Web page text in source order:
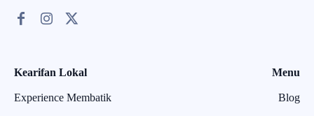
Kearifan Lokal
Experience Membatik
Menu
Blog